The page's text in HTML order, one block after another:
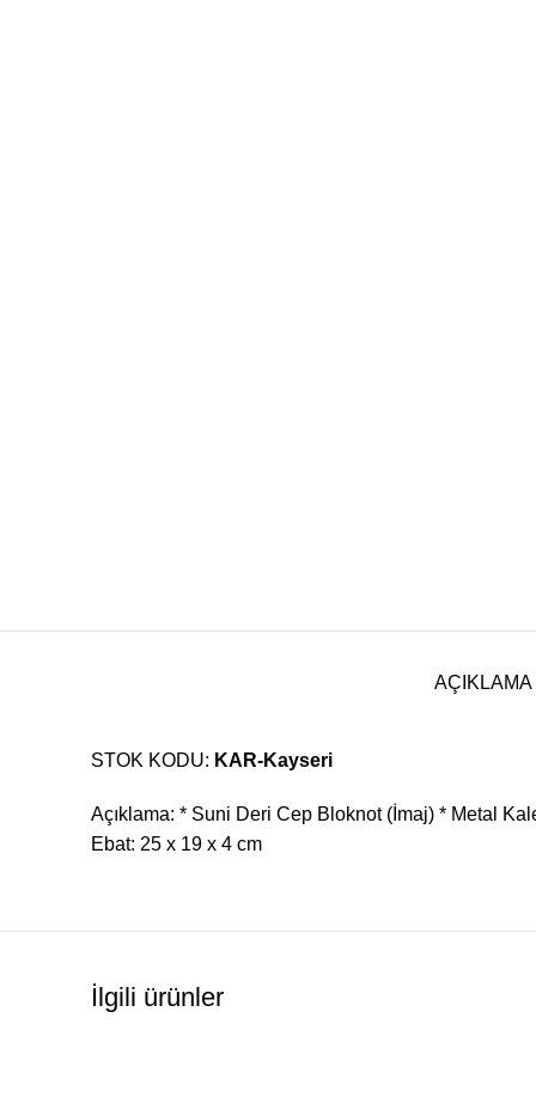
AÇIKLAMA
STOK KODU: KAR-Kayseri
Açıklama: * Suni Deri Cep Bloknot (İmaj) * Metal
Ebat: 25 x 19 x 4 cm
İlgili ürünler